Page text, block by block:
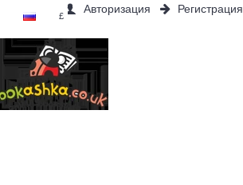
£
Авторизация Регистрация